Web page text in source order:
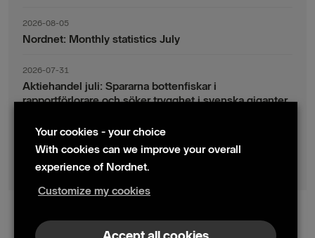
2026-08-05
Nordnet: Monthly statistics July
2026-07-31
Aktiehandel juli: Spararna bottenfiskar i
rapportförlorare och söker trygghet i svenska giganter
2026-07-30
Fondsparande juli: Vinsthemtagningar i teknik – men
indexsparandet ligger fast
Your cookies - your choice
With cookies can we improve your overall
experience of Nordnet.
Customize my cookies